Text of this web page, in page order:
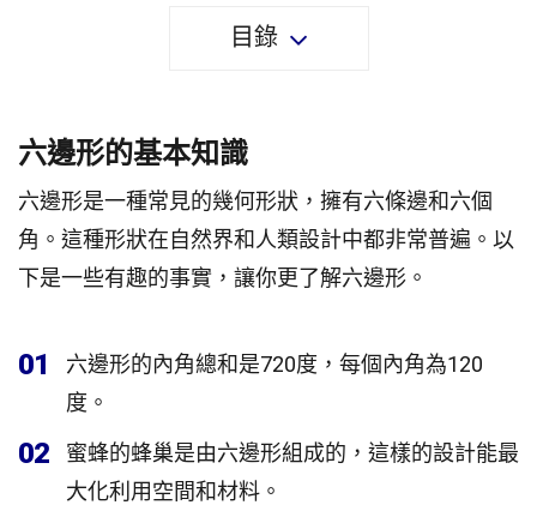
目錄
六邊形的基本知識
六邊形是一種常見的幾何形狀，擁有六條邊和六個
角。這種形狀在自然界和人類設計中都非常普遍。以
下是一些有趣的事實，讓你更了解六邊形。
01
六邊形的內角總和是720度，每個內角為120
度。
02
蜜蜂的蜂巢是由六邊形組成的，這樣的設計能最
大化利用空間和材料。